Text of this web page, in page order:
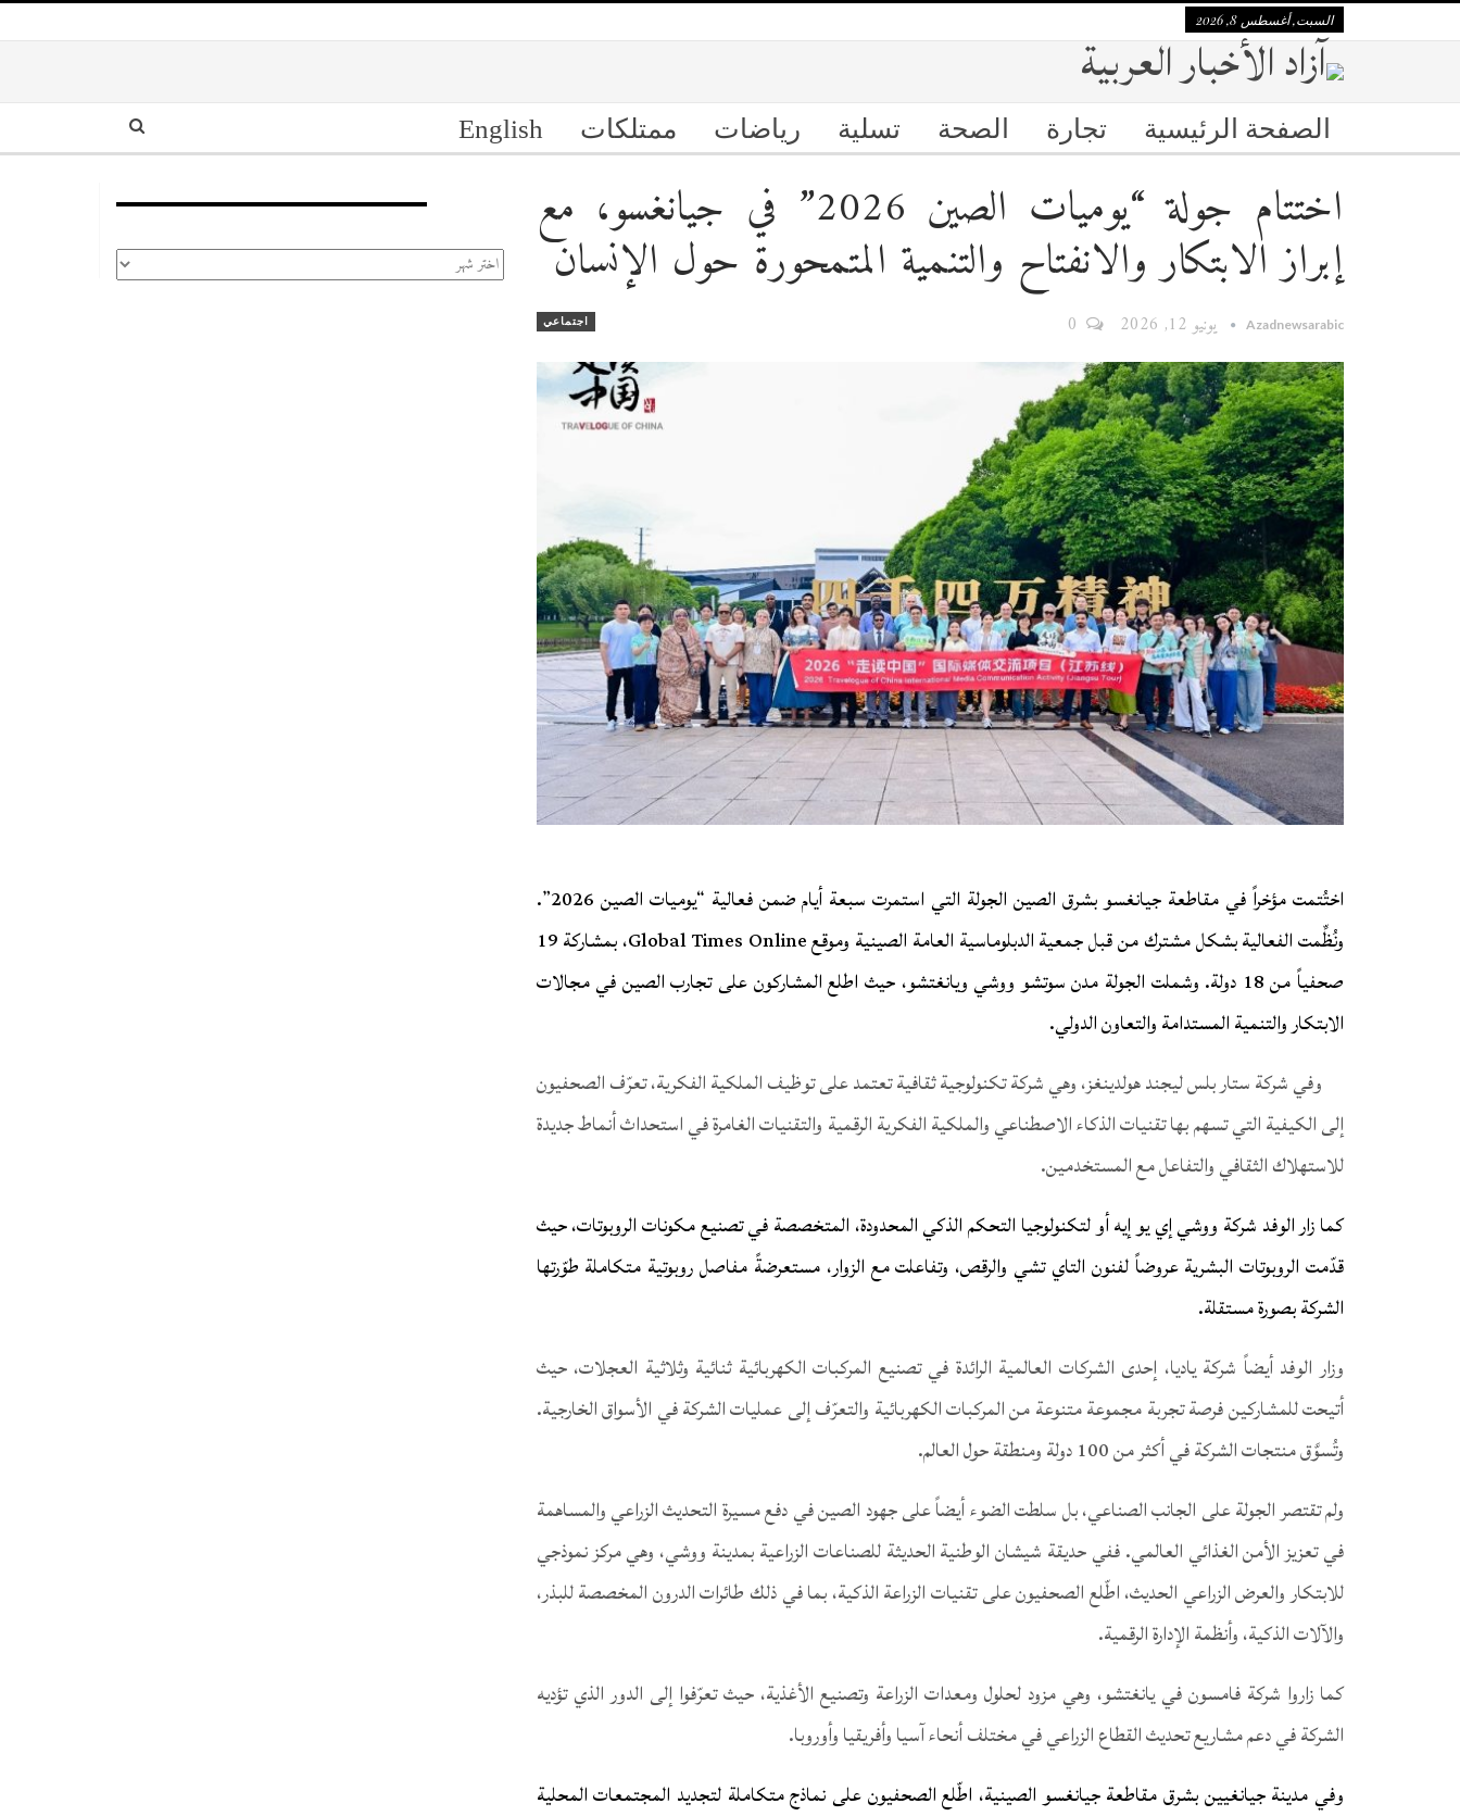
السبت, أغسطس 8, 2026
الصفحة الرئيسية تجارة الصحة تسلية رياضات ممتلكات English
اختتام جولة “يوميات الصين 2026” في جيانغسو، مع
إبراز الابتكار والانفتاح والتنمية المتمحورة حول الإنسان
اجتماعي Azadnewsarabic يونيو 12, 2026
اختُتمت مؤخراً في مقاطعة جيانغسو بشرق الصين الجولة التي استمرت سبعة أيام ضمن فعالية “يوميات الصين 2026”.
ونُظِّمت الفعالية بشكل مشترك من قبل جمعية الدبلوماسية العامة الصينية وموقع Global Times Online، بمشاركة 19
صحفياً من 18 دولة. وشملت الجولة مدن سوتشو ووشي ويانغتشو، حيث اطلع المشاركون على تجارب الصين في مجالات
الابتكار والتنمية المستدامة والتعاون الدولي.
وفي شركة ستار بلس ليجند هولدينغز، وهي شركة تكنولوجية ثقافية تعتمد على توظيف الملكية الفكرية، تعرّف الصحفيون
إلى الكيفية التي تسهم بها تقنيات الذكاء الاصطناعي والملكية الفكرية الرقمية والتقنيات الغامرة في استحداث أنماط جديدة
للاستهلاك الثقافي والتفاعل مع المستخدمين.
كما زار الوفد شركة ووشي إي يو إيه أو لتكنولوجيا التحكم الذكي المحدودة، المتخصصة في تصنيع مكونات الروبوتات، حيث
قدّمت الروبوتات البشرية عروضاً لفنون التاي تشي والرقص، وتفاعلت مع الزوار، مستعرضةً مفاصل روبوتية متكاملة طوّرتها
الشركة بصورة مستقلة.
وزار الوفد أيضاً شركة ياديا، إحدى الشركات العالمية الرائدة في تصنيع المركبات الكهربائية ثنائية وثلاثية العجلات، حيث
أتيحت للمشاركين فرصة تجربة مجموعة متنوعة من المركبات الكهربائية والتعرّف إلى عمليات الشركة في الأسواق الخارجية.
وتُسوَّق منتجات الشركة في أكثر من 100 دولة ومنطقة حول العالم.
ولم تقتصر الجولة على الجانب الصناعي، بل سلطت الضوء أيضاً على جهود الصين في دفع مسيرة التحديث الزراعي والمساهمة
في تعزيز الأمن الغذائي العالمي. ففي حديقة شيشان الوطنية الحديثة للصناعات الزراعية بمدينة ووشي، وهي مركز نموذجي
للابتكار والعرض الزراعي الحديث، اطّلع الصحفيون على تقنيات الزراعة الذكية، بما في ذلك طائرات الدرون المخصصة للبذر،
والآلات الذكية، وأنظمة الإدارة الرقمية.
كما زاروا شركة فامسون في يانغتشو، وهي مزود لحلول ومعدات الزراعة وتصنيع الأغذية، حيث تعرّفوا إلى الدور الذي تؤديه
الشركة في دعم مشاريع تحديث القطاع الزراعي في مختلف أنحاء آسيا وأفريقيا وأوروبا.
وفي مدينة جيانغيين بشرق مقاطعة جيانغسو الصينية، اطّلع الصحفيون على نماذج متكاملة لتجديد المجتمعات المحلية
الأرشيف